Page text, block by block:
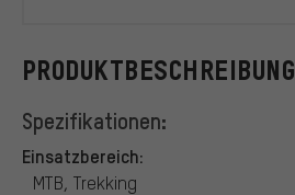
PRODUKTBESCHREIBUNG
Spezifikationen:
Einsatzbereich:
MTB, Trekking